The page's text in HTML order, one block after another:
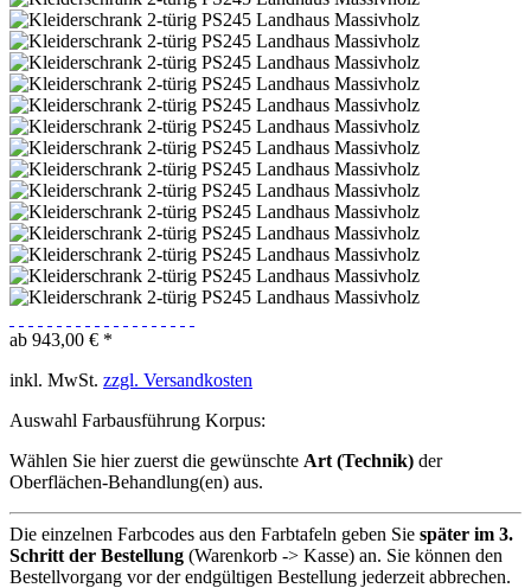
ab 943,00 € *
inkl. MwSt. zzgl. Versandkosten
Auswahl Farbausführung Korpus:
Wählen Sie hier zuerst die gewünschte Art (Technik) der
Oberflächen-Behandlung(en) aus.
Die einzelnen Farbcodes aus den Farbtafeln geben Sie später im 3.
Schritt der Bestellung (Warenkorb -> Kasse) an. Sie können den
Bestellvorgang vor der endgültigen Bestellung jederzeit abbrechen.